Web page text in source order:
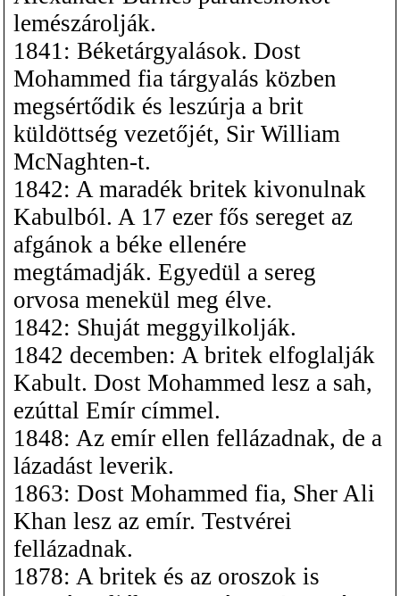
lemészárolják.
1841: Béketárgyalások. Dost
Mohammed fia tárgyalás közben
megsértődik és leszúrja a brit
küldöttség vezetőjét, Sir William
McNaghten-t.
1842: A maradék britek kivonulnak
Kabulból. A 17 ezer fős sereget az
afgánok a béke ellenére
megtámadják. Egyedül a sereg
orvosa menekül meg élve.
1842: Shuját meggyilkolják.
1842 decemben: A britek elfoglalják
Kabult. Dost Mohammed lesz a sah,
ezúttal Emír címmel.
1848: Az emír ellen fellázadnak, de a
lázadást leverik.
1863: Dost Mohammed fia, Sher Ali
Khan lesz az emír. Testvérei
fellázadnak.
1878: A britek és az oroszok is